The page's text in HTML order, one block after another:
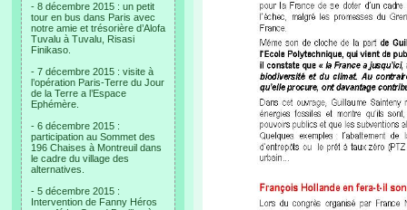
- 8 décembre 2015 : un petit
tour en bus dans Paris avec
notre amie et trésorière d’Alofa
Tuvalu à Tuvalu, Risasi
Finikaso.
- 7 décembre 2015 : visite à
l’opération Paris-Terre du Jour
de la Terre a l’Espace
Ephémère.
- 6 décembre 2015 :
participation au Sommet des
196 Chaises à Montreuil dans
le cadre du village des
alternatives.
- 5 décembre 2015 :
Intervention de Fanny Héros